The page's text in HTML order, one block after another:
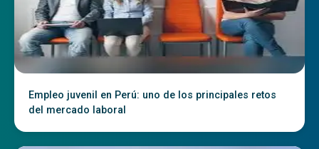
Empleo juvenil en Perú: uno de los principales retos
del mercado laboral